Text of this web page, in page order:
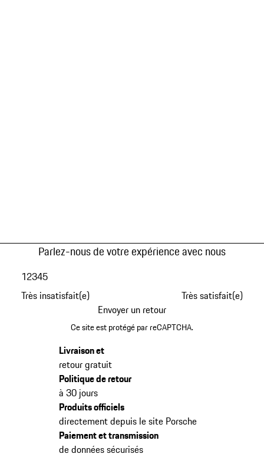
Parlez-nous de votre expérience avec nous
Très insatisfait(e)
12345
Très satisfait(e)
Envoyer un retour
Ce site est protégé par reCAPTCHA.
Livraison et
retour gratuit
Politique de retour
à 30 jours
Produits officiels
directement depuis le site Porsche
Paiement et transmission
de données sécurisés